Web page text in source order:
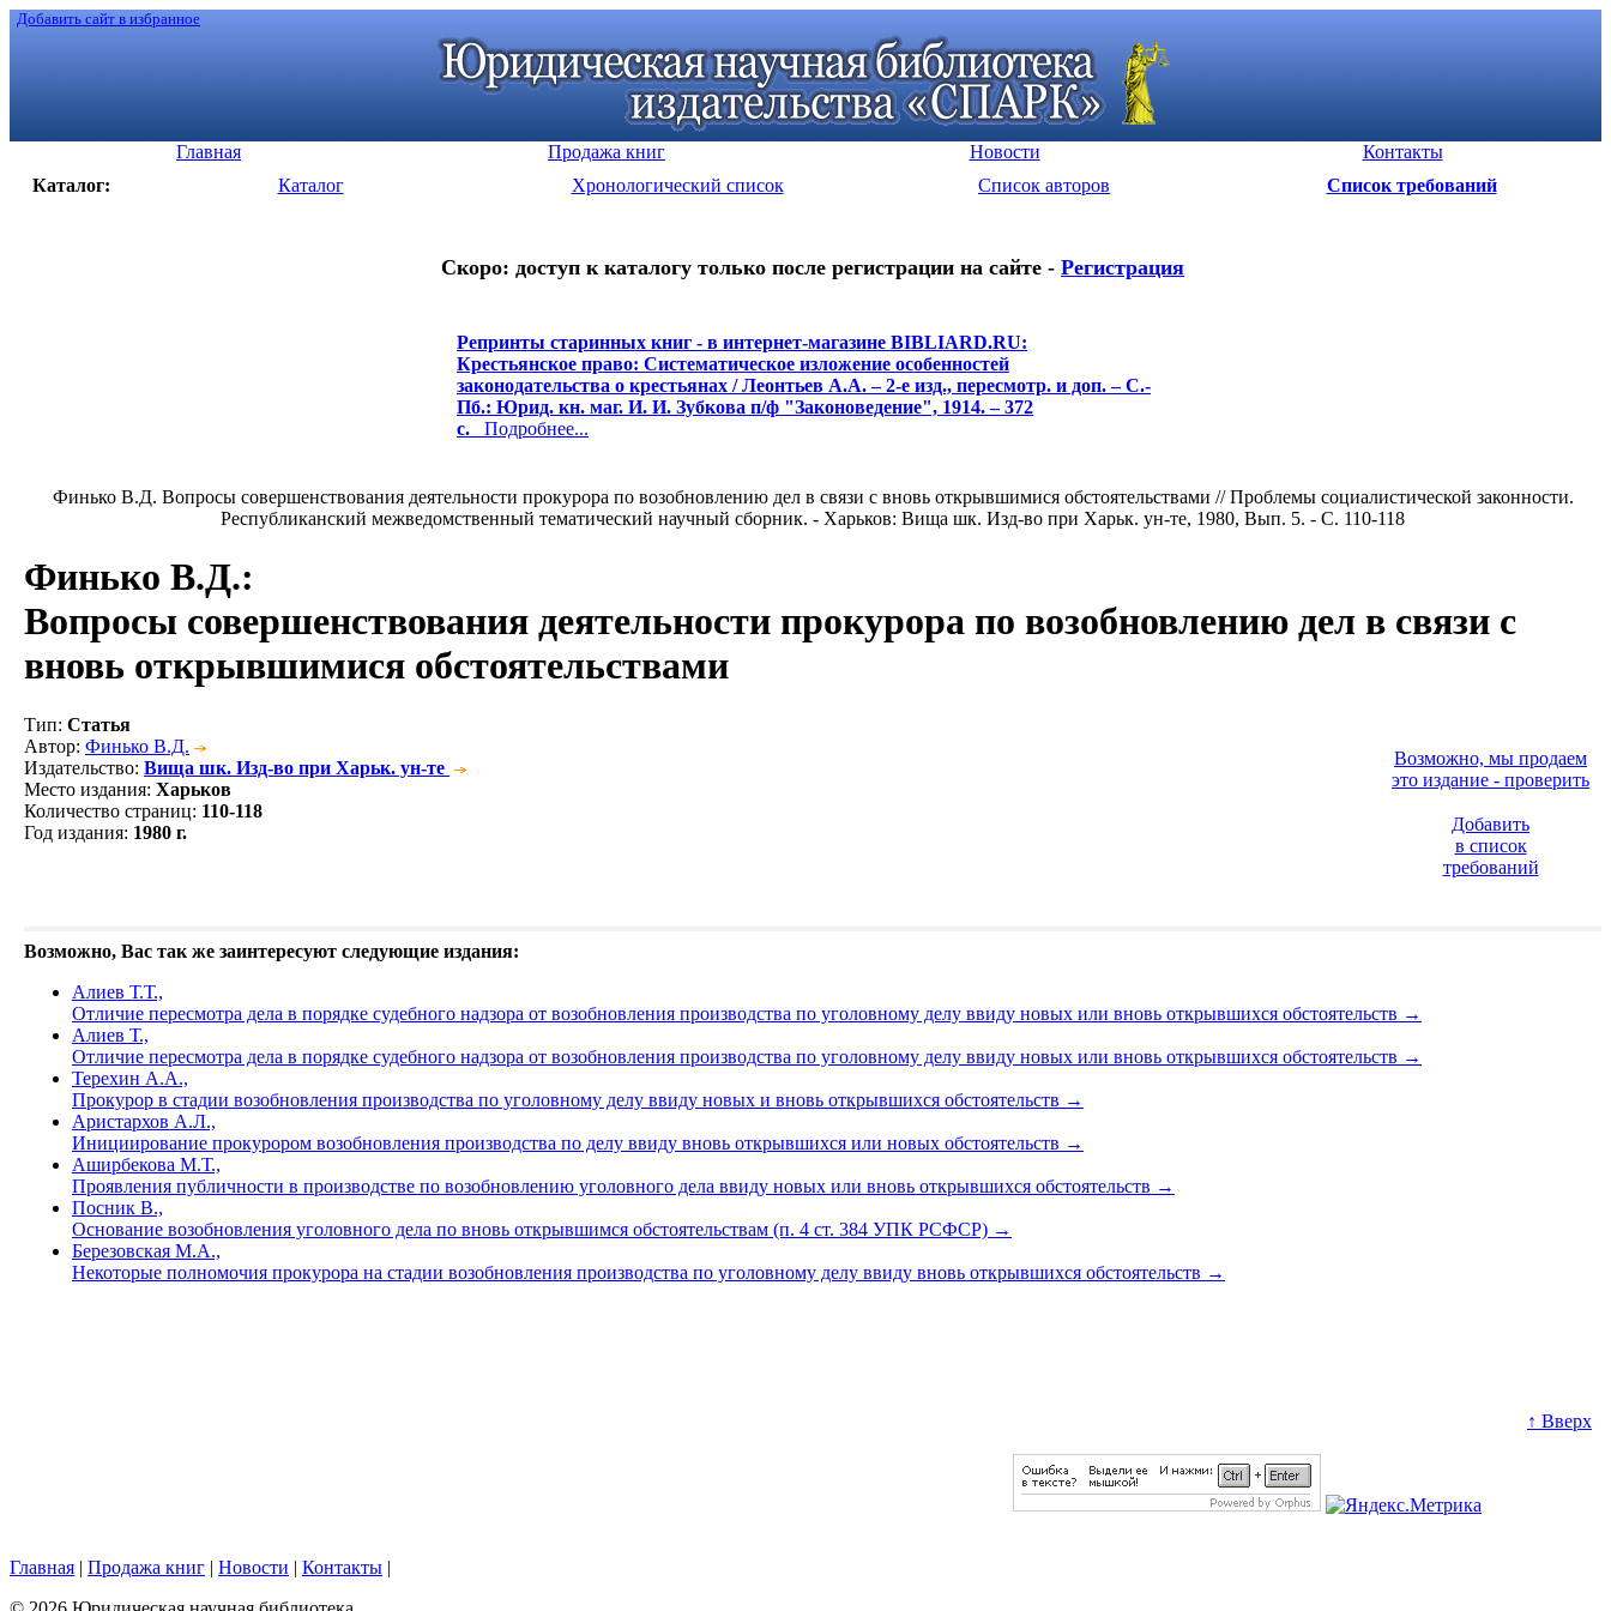
Добавить сайт в избранное
Главная Продажа книг Новости
Контакты
Каталог:
Каталог Хронологический список Список авторов Список требований
Скоро: доступ к каталогу только после регистрации на сайте - Регистрация
Репринты старинных книг - в интернет-магазине BIBLIARD.RU:
Крестьянское право: Систематическое изложение особенностей
законодательства о крестьянах / Леонтьев А.А. – 2-е изд., пересмотр. и доп. – С.-
Пб.: Юрид. кн. маг. И. И. Зубкова п/ф "Законоведение", 1914. – 372
с. Подробнее...
Финько В.Д. Вопросы совершенствования деятельности прокурора по возобновлению дел в связи с вновь открывшимися обстоятельствами // Проблемы социалистической законности.
Республиканский межведомственный тематический научный сборник. - Харьков: Вища шк. Изд-во при Харьк. ун-те, 1980, Вып. 5. - С. 110-118
Финько В.Д.:
Вопросы совершенствования деятельности прокурора по возобновлению дел в связи с
вновь открывшимися обстоятельствами
Тип: Статья
Автор: Финько В.Д.
Издательство: Вища шк. Изд-во при Харьк. ун-те
Место издания: Харьков
Количество страниц: 110-118
Год издания: 1980 г.
Возможно, мы продаем
это издание - проверить
Добавить
в список
требований
Возможно, Вас так же заинтересуют следующие издания:
Алиев Т.Т.,
Отличие пересмотра дела в порядке судебного надзора от возобновления производства по уголовному делу ввиду новых или вновь открывшихся обстоятельств →
Алиев Т.,
Отличие пересмотра дела в порядке судебного надзора от возобновления производства по уголовному делу ввиду новых или вновь открывшихся обстоятельств →
Терехин А.А.,
Прокурор в стадии возобновления производства по уголовному делу ввиду новых и вновь открывшихся обстоятельств →
Аристархов А.Л.,
Инициирование прокурором возобновления производства по делу ввиду вновь открывшихся или новых обстоятельств →
Аширбекова М.Т.,
Проявления публичности в производстве по возобновлению уголовного дела ввиду новых или вновь открывшихся обстоятельств →
Посник В.,
Основание возобновления уголовного дела по вновь открывшимся обстоятельствам (п. 4 ст. 384 УПК РСФСР) →
Березовская М.А.,
Некоторые полномочия прокурора на стадии возобновления производства по уголовному делу ввиду вновь открывшихся обстоятельств →
↑ Вверх
Главная | Продажа книг | Новости | Контакты |